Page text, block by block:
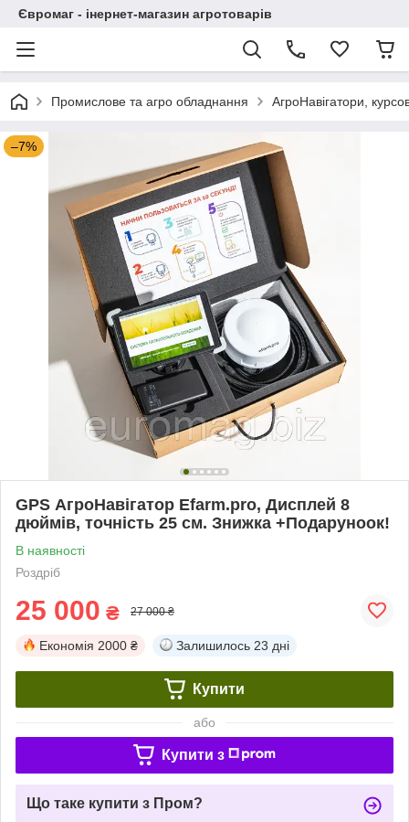
Євромаг - інернет-магазин агротоварів
Промислове та агро обладнання АгроНавігатори,
–7%
GPS АгроНавігатор Еfarm.pro, Дисплей 8
дюймів, точність 25 см. Знижка +Подаруноок!
В наявності
Роздріб
25 000 ₴ 27 000 ₴
Економія 2000 ₴ Залишилось 23 дні
Купити
або
Купити з
Що таке купити з Пром?